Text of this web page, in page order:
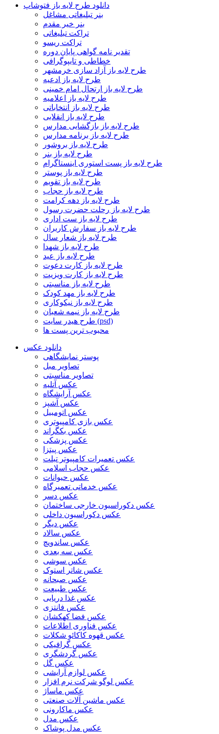
دانلود طرح لایه باز فتوشاپ
بنر تبلیغاتی مشاغل
بنر خیر مقدم
تراکت تبلیغاتی
تراکت ریسو
تقدیر نامه گواهی پایان دوره
خطاطی و تایپوگرافی
طرح لایه باز آزاد سازی خرمشهر
طرح لایه باز ادعیه
طرح لایه باز ارتحال امام خمینی
طرح لایه باز اعلامیه
طرح لایه باز انتخاباتی
طرح لایه باز انقلابی
طرح لایه باز بازگشایی مدارس
طرح لایه باز برنامه مدارس
طرح لایه باز بروشور
طرح لایه باز بنر
طرح لایه باز پست استوری اینستاگرام
طرح لایه باز پوستر
طرح لایه باز تقویم
طرح لایه باز حجاب
طرح لایه باز دهه کرامت
طرح لایه باز رحلت حضرت رسول
طرح لایه باز ست اداری
طرح لایه باز سفارش کاربران
طرح لایه باز شعار سال
طرح لایه باز شهدا
طرح لایه باز عید
طرح لایه باز کارت دعوت
طرح لایه باز کارت ویزیت
طرح لایه باز مناسبتی
طرح لایه باز مهد کودک
طرح لایه باز نیکوکاری
طرح لایه باز نیمه شعبان
طرح هیدر سایت (psd)
محبوب ترین پست ها
دانلود عکس
پوستر نمایشگاهی
تصاویر مبل
تصاویر مناسبتی
عکس آتلیه
عکس آرایشگاه
عکس آشپز
عکس اتومبیل
عکس بازی کامپیوتری
عکس بکگراند
عکس پزشکی
عکس پیتزا
عکس تعمیرات کامپیوتر تبلت
عکس حجاب اسلامی
عکس حیوانات
عکس خدماتی تعمیرگاه
عکس دسر
عکس دکوراسیون خارجی ساختمان
عکس دکوراسیون داخلی
عکس دیگر
عکس سالاد
عکس ساندویچ
عکس سه بعدی
عکس سوشی
عکس شاتر استوک
عکس صبحانه
عکس طبیعت
عکس غذا دریایی
عکس فانتزی
عکس فضا کهکشان
عکس فناوری اطلاعات
عکس قهوه کاکائو شکلات
عکس گرافیکی
عکس گردشگری
عکس گل
عکس لوازم آرایشی
عکس لوگو شرکت نرم افزار
عکس ماساژ
عکس ماشین آلات صنعتی
عکس ماکارونی
عکس مدل
عکس مدل پوشاک